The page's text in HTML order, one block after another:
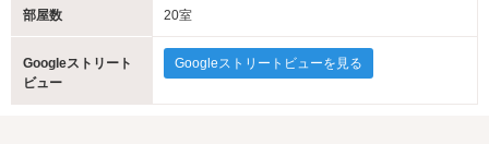
部屋数 20室
Googleストリート
ビュー
Googleストリートビューを見る